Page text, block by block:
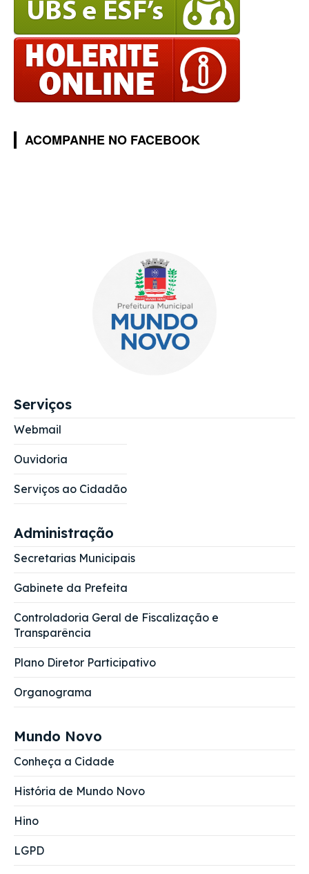
ACOMPANHE NO FACEBOOK
Serviços
Webmail
Ouvidoria
Serviços ao Cidadão
Administração
Secretarias Municipais
Gabinete da Prefeita
Controladoria Geral de Fiscalização e
Transparência
Plano Diretor Participativo
Organograma
Mundo Novo
Conheça a Cidade
História de Mundo Novo
Hino
LGPD